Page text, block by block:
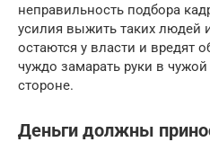
неправильность подбора
усилия выжить таких людей
остаются у власти и вредят
чуждо замарать руки в
стороне.
Деньги должны